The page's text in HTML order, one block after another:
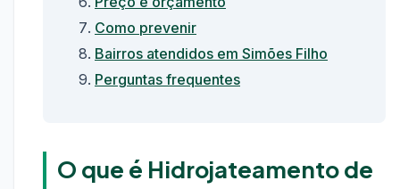
Como prevenir
Bairros atendidos em Simões Filho
Perguntas frequentes
O que é Hidrojateamento de